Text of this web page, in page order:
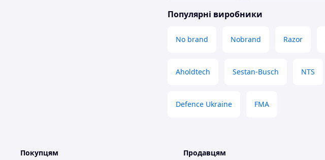
Популярні виробники
No brand Nobrand Razor
Aholdtech Sestan-Busch NTS
Defence Ukraine FMA
Покупцям Продавцям